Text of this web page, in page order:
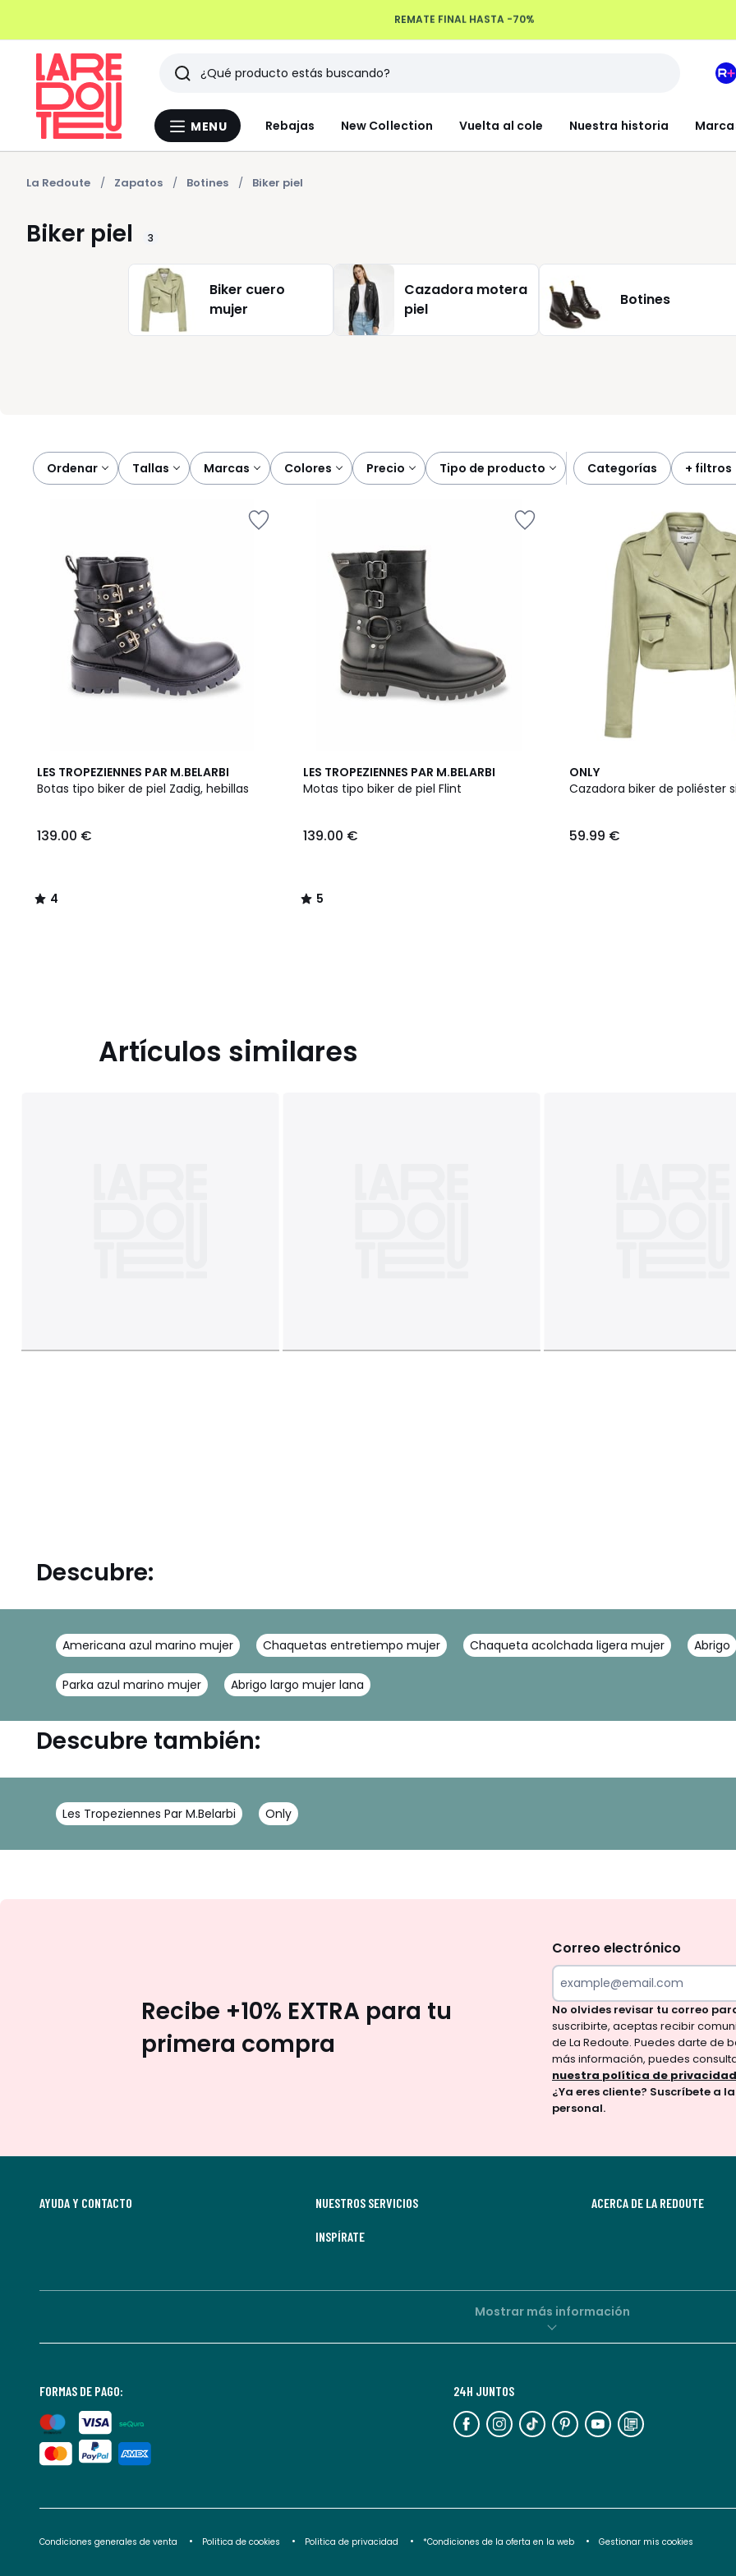
Devoluciones hasta 100 días
Menu
MENU Rebajas New Collection Vuelta al cole Nuestra historia
Buscar
Últimos
artículos
vistos
Mi
La Redoute Zapatos Botines Biker piel
Biker piel 3
Biker cuero
mujer
Cazadora motera
piel
Botines
Ordenar tallas marcas colores precio tipo de producto categorías + filtros
LES TROPEZIENNES PAR M.BELARBI
Botas tipo biker de piel Zadig, hebillas
€.
139.00 €
4
/
4
/
LES TROPEZIENNES PAR M.BELARBI
Motas tipo biker de piel Flint
139.00 €
5
/
5
/
ONLY
Cazadora biker de poliéster
59.99 €
Artículos similares
Descubre:
Americana azul marino mujer Chaquetas entretiempo mujer Chaqueta acolchada ligera mujer Abrigo
Parka azul marino mujer Abrigo largo mujer lana
Descubre también:
Les Tropeziennes Par M.Belarbi Only
olvides
revisar
tu
correo
para
confirmar
tu
suscripción.
Al
aceptas
comunicaciones
parte
de
La
de
baja
momento.
más
Recibe +10% EXTRA para tu
primera compra
Correo electrónico
No olvides revisar tu correo
suscribirte, aceptas recibir
de La Redoute. Puedes darte de
más información, puedes
nuestra política de privacidad
¿Ya eres cliente? Suscríbete a
personal.
AYUDA Y CONTACTO NUESTROS SERVICIOS
INSPÍRATE
ACERCA DE LA REDOUTE
Mostrar más información
FORMAS DE PAGO: 24H JUNTOS
Condiciones generales de venta Politica de cookies Politica de privacidad *Condiciones de la oferta en la web Gestionar mis cookies